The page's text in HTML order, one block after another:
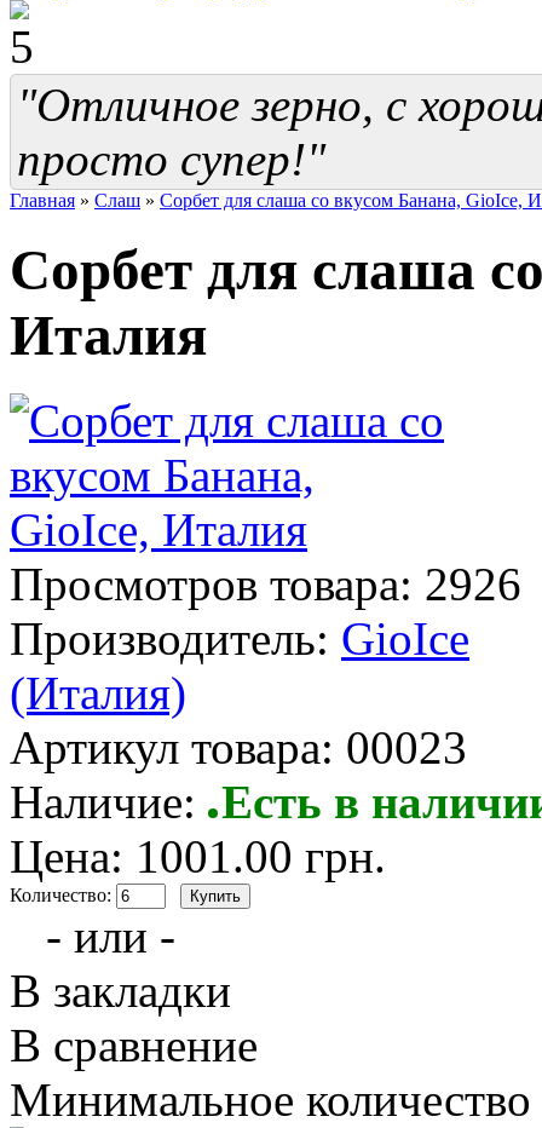
"Отличное зерно, с
просто супер!"
Главная » Cлаш » Сорбет для слаша со вкусом Банана, GioIce,
Сорбет для слаша
Италия
Просмотров товара: 2926
Производитель: GioIce
(Италия)
Артикул товара: 00023
Наличие: Есть в
Цена: 1001.00 грн.
Количество:
- или -
В закладки
В сравнение
Минимальное количество